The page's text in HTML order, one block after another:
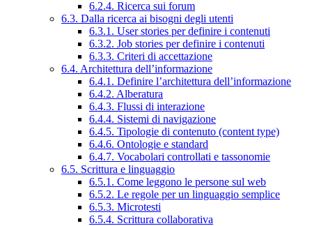
6.2.4. Ricerca sui forum
6.3. Dalla ricerca ai bisogni degli utenti
6.3.1. User stories per definire i contenuti
6.3.2. Job stories per definire i contenuti
6.3.3. Criteri di accettazione
6.4. Architettura dell’informazione
6.4.1. Definire l’architettura dell’informazione
6.4.2. Alberatura
6.4.3. Flussi di interazione
6.4.4. Sistemi di navigazione
6.4.5. Tipologie di contenuto (content type)
6.4.6. Ontologie e standard
6.4.7. Vocabolari controllati e tassonomie
6.5. Scrittura e linguaggio
6.5.1. Come leggono le persone sul web
6.5.2. Le regole per un linguaggio semplice
6.5.3. Microtesti
6.5.4. Scrittura collaborativa